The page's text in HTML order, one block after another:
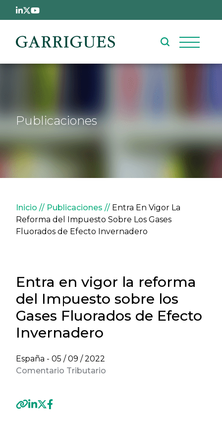
Pasar al contenido principal
Publicaciones
Sobrescribir enlaces de
Inicio Publicaciones
Entra En Vigor La
Reforma del Impuesto Sobre Los Gases
Fluorados de Efecto Invernadero
Entra en vigor la reforma
del Impuesto sobre los
Gases Fluorados de Efecto
Invernadero
España - 05 / 09 / 2022
Comentario Tributario